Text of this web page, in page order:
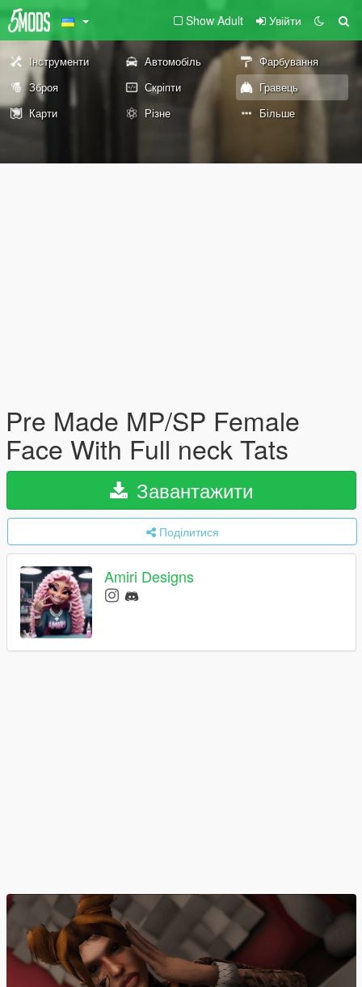
Show Adult Увійти
Інструменти Автомобіль
Фарбування
Зброя
Скріпти
Гравець
Карти
Різне Більше
Pre Made MP/SP Female
Face With Full neck Tats
Завантажити
Поділитися
Amiri Designs